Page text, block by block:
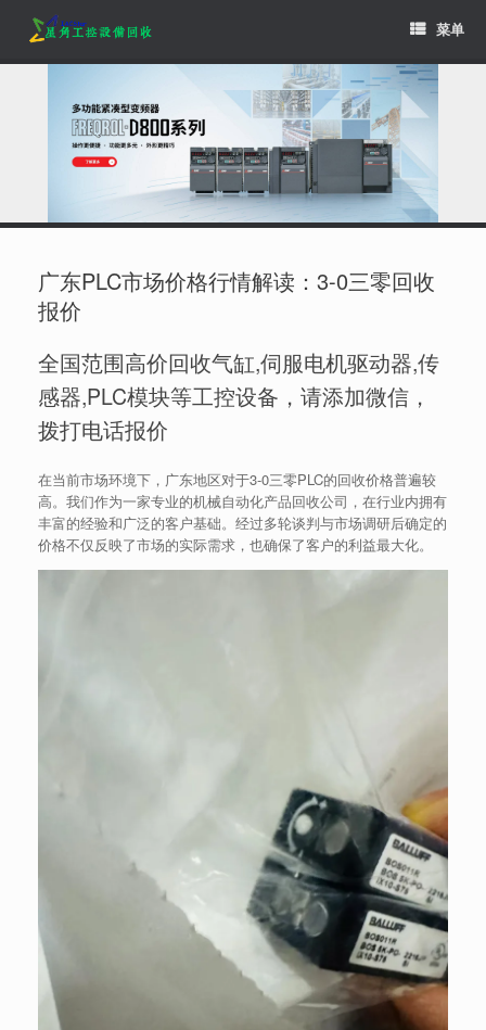
content
菜单
广东PLC市场价格行情解读：3-0三零回收
报价
全国范围高价回收气缸,伺服电机驱动器,传
感器,PLC模块等工控设备，请添加微信，
拨打电话报价
在当前市场环境下，广东地区对于3-0三零PLC的回收价格普遍较
高。我们作为一家专业的机械自动化产品回收公司，在行业内拥有
丰富的经验和广泛的客户基础。经过多轮谈判与市场调研后确定的
价格不仅反映了市场的实际需求，也确保了客户的利益最大化。